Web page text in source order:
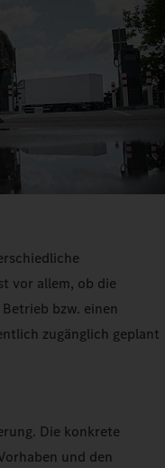
vor allem, ob die
bzw. einen
zugänglich geplant
Die konkrete
und den